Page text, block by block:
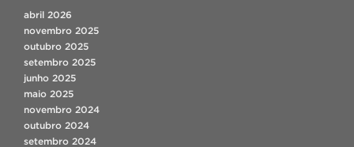
abril 2026
novembro 2025
outubro 2025
setembro 2025
junho 2025
maio 2025
novembro 2024
outubro 2024
setembro 2024